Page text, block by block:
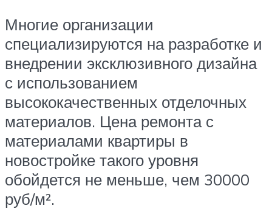
Многие организации
специализируются на разработке и
внедрении эксклюзивного дизайна
с использованием
высококачественных отделочных
материалов. Цена ремонта с
материалами квартиры в
новостройке такого уровня
обойдется не меньше, чем 30000
руб/м².